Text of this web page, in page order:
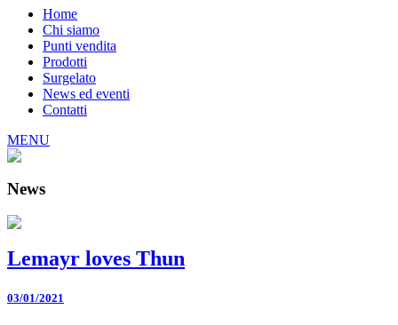
Home
Chi siamo
Punti vendita
Prodotti
Surgelato
News ed eventi
Contatti
MENU
News
Lemayr loves Thun
03/01/2021